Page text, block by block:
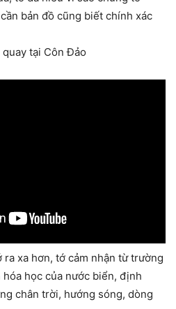
bản đồ cũng biết chính xác
tại Côn Đảo
xa hơn, tớ cảm nhận từ trường
học của nước biển, định
chân trời, hướng sóng, dòng